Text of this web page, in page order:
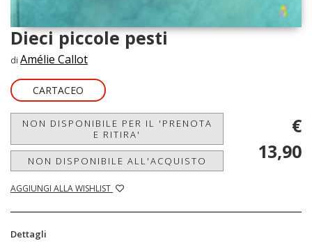
Dieci piccole pesti
di Amélie Callot
CARTACEO
NON DISPONIBILE PER IL 'PRENOTA
E RITIRA'
NON DISPONIBILE ALL'ACQUISTO
AGGIUNGI ALLA WISHLIST
€
13,90
Dettagli